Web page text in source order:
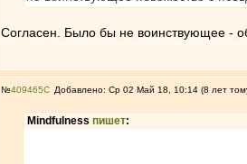
Согласен. Было бы не воинствующее -
№409465 Добавлено: Ср 02 Май 18, 10:14 (8 лет
Mindfulness пишет: